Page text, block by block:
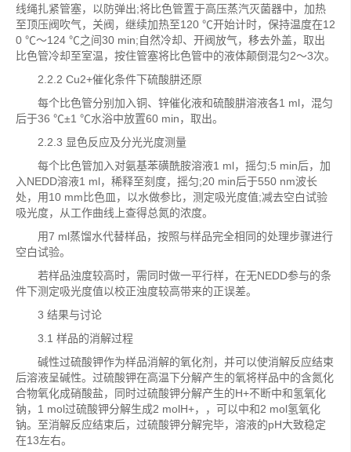
线绳扎紧管塞，以防弹出;将比色管置于高压蒸汽灭菌器中，加热
至顶压阀吹气，关阀，继续加热至120 ℃开始计时，保持温度在12
0 ℃～124 ℃之间30 min;自然冷却、开阀放气，移去外盖，取出
比色管冷却至室温，按住管塞将比色管中的液体颠倒混匀2～3次。
2.2.2 Cu2+催化条件下硫酸肼还原
每个比色管分别加入铜、锌催化液和硫酸肼溶液各1 ml，混匀
后于36 ℃±1 ℃水浴中放置60 min，取出。
2.2.3 显色反应及分光光度测量
每个比色管加入对氨基苯磺酰胺溶液1 ml，摇匀;5 min后，加
入NEDD溶液1 ml，稀释至刻度，摇匀;20 min后于550 nm波长
处，用10 mm比色皿，以水做参比，测定吸光度值;减去空白试验
吸光度，从工作曲线上查得总氮的浓度。
用7 ml蒸馏水代替样品，按照与样品完全相同的处理步骤进行
空白试验。
若样品浊度较高时，需同时做一平行样，在无NEDD参与的条
件下测定吸光度值以校正浊度较高带来的正误差。
3 结果与讨论
3.1 样品的消解过程
碱性过硫酸钾作为样品消解的氧化剂，并可以使消解反应结束
后溶液呈碱性。过硫酸钾在高温下分解产生的氧将样品中的含氮化
合物氧化成硝酸盐，同时过硫酸钾分解产生的H+不断中和氢氧化
钠，1 mol过硫酸钾分解生成2 molH+，，可以中和2 mol氢氧化
钠。至消解反应结束后，过硫酸钾分解完毕，溶液的pH大致稳定
在13左右。